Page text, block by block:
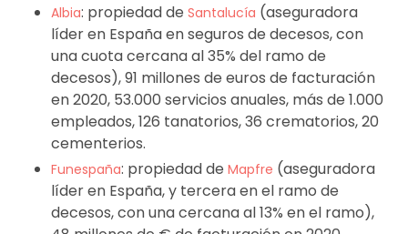
Albia: propiedad de Santalucía (aseguradora
líder en España en seguros de decesos, con
una cuota cercana al 35% del ramo de
decesos), 91 millones de euros de facturación
en 2020, 53.000 servicios anuales, más de 1.000
empleados, 126 tanatorios, 36 crematorios, 20
cementerios.
Funespaña: propiedad de Mapfre (aseguradora
líder en España, y tercera en el ramo de
decesos, con una cercana al 13% en el ramo),